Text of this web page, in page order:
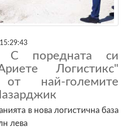
С поредната си
Логистикс"
най-големите
в нова логистична база
лева